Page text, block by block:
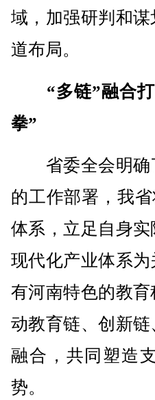
域，加强研判和
道布局。
“多链”融合
拳”
省委全会明确
的工作部署，我
体系，立足自身
现代化产业体系
有河南特色的教
动教育链、创新
融合，共同塑造
势。